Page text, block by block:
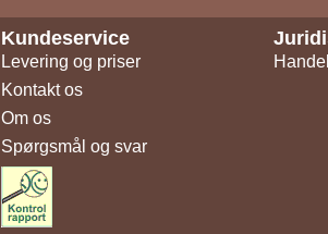
Kundeservice
Levering og priser
Kontakt os
Om os
Spørgsmål og svar